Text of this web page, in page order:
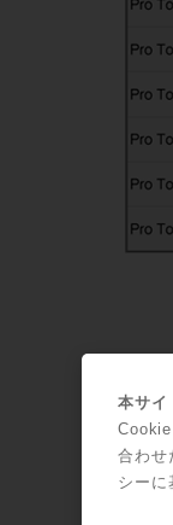
Pro
本サ
合わせ
シーに